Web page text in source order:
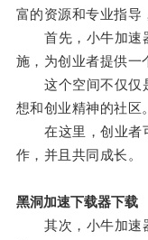
富的资源和专业指导
首先，小牛加速器
施，为创业者提供一
这个空间不仅仅是
想和创业精神的社区。
在这里，创业者可
作，并且共同成长。
黑洞加速下载器下载
其次，小牛加速器